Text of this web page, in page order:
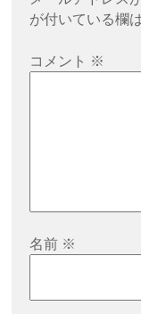
が付いている欄
コメント ※
名前 ※